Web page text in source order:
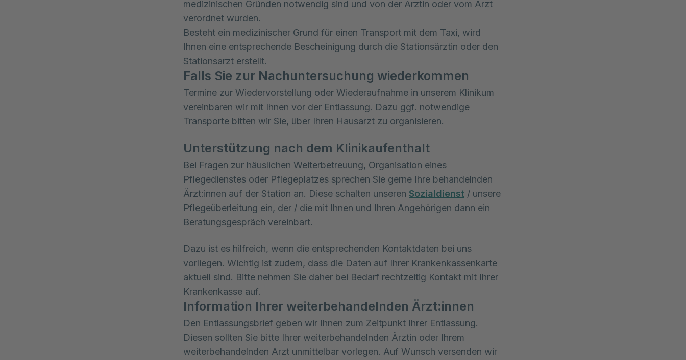
medizinischen Gründen notwendig sind und von der Ärztin oder vom Arzt
verordnet wurden.
Besteht ein medizinischer Grund für einen Transport mit dem Taxi, wird
Ihnen eine entsprechende Bescheinigung durch die Stationsärztin oder den
Stationsarzt erstellt.
Falls Sie zur Nachuntersuchung wiederkommen
Termine zur Wiedervorstellung oder Wiederaufnahme in unserem Klinikum
vereinbaren wir mit Ihnen vor der Entlassung. Dazu ggf. notwendige
Transporte bitten wir Sie, über Ihren Hausarzt zu organisieren.
Unterstützung nach dem Klinikaufenthalt
Bei Fragen zur häuslichen Weiterbetreuung, Organisation eines
Pflegedienstes oder Pflegeplatzes sprechen Sie gerne Ihre behandelnden
Ärzt:innen auf der Station an. Diese schalten unseren Sozialdienst / unsere
Pflegeüberleitung ein, der / die mit Ihnen und Ihren Angehörigen dann ein
Beratungsgespräch vereinbart.
Dazu ist es hilfreich, wenn die entsprechenden Kontaktdaten bei uns
vorliegen. Wichtig ist zudem, dass die Daten auf Ihrer Krankenkassenkarte
aktuell sind. Bitte nehmen Sie daher bei Bedarf rechtzeitig Kontakt mit Ihrer
Krankenkasse auf.
Information Ihrer weiterbehandelnden Ärzt:innen
Den Entlassungsbrief geben wir Ihnen zum Zeitpunkt Ihrer Entlassung.
Diesen sollten Sie bitte Ihrer weiterbehandelnden Ärztin oder Ihrem
weiterbehandelnden Arzt unmittelbar vorlegen. Auf Wunsch versenden wir